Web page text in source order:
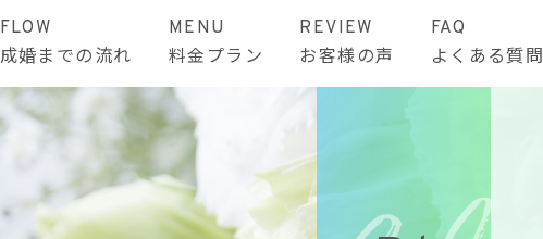
FLOW
成婚までの流れ
MENU
料金プラン
REVIEW
お客様の声
FAQ
よくある質問